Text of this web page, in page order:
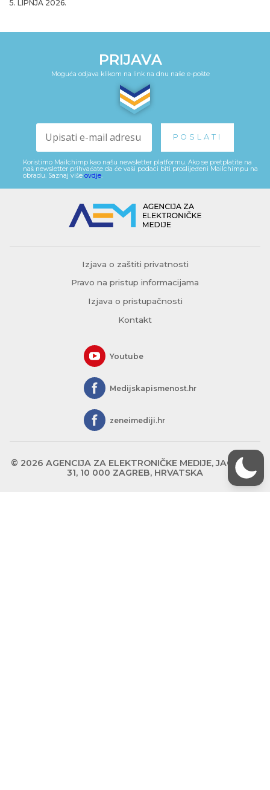
5. LIPNJA 2026.
PRIJAVA
Moguća odjava klikom na link na dnu naše e-pošte
Koristimo Mailchimp kao našu newsletter platformu. Ako se pretplatite na
naš newsletter prihvaćate da će vaši podaci biti proslijeđeni Mailchimpu na
obradu. Saznaj više ovdje.
Izjava o zaštiti privatnosti
Pravo na pristup informacijama
Izjava o pristupačnosti
Kontakt
Youtube
Medijskapismenost.hr
zeneimediji.hr
© 2026 AGENCIJA ZA ELEKTRONIČKE MEDIJE, JAGIĆEVA
31, 10 000 ZAGREB, HRVATSKA